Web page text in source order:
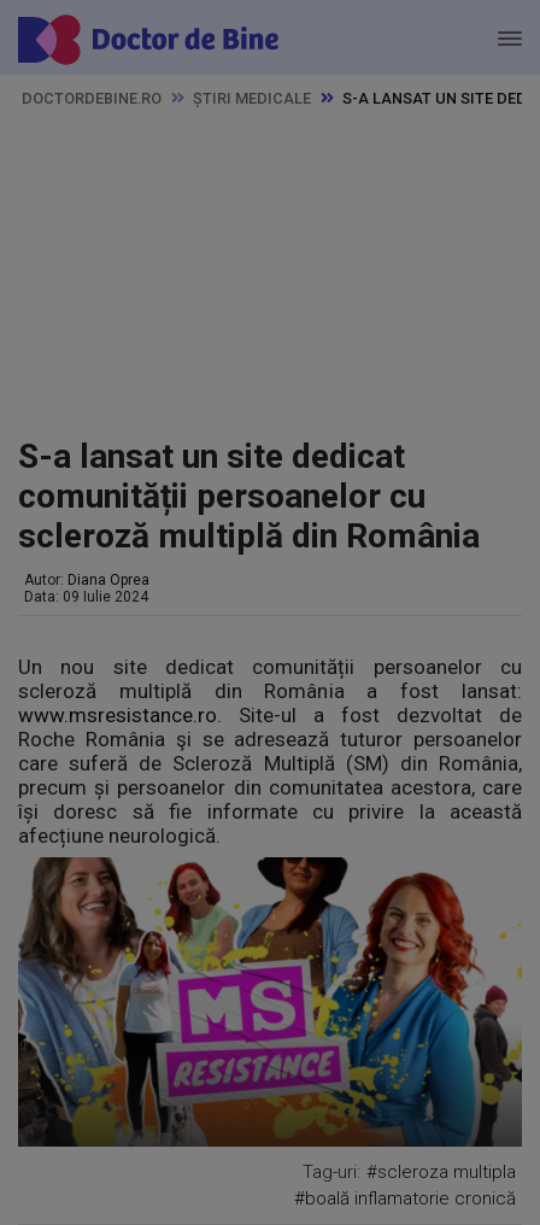
DOCTORDEBINE.RO ȘTIRI MEDICALE S-A LANSAT UN SITE
S-a lansat un site dedicat
comunității persoanelor cu
scleroză multiplă din România
Autor: Diana Oprea
Data: 09 Iulie 2024
Un nou site dedicat comunității persoanelor cu
scleroză multiplă din România a fost lansat:
www.msresistance.ro. Site-ul a fost dezvoltat de
Roche România şi se adresează tuturor persoanelor
care suferă de Scleroză Multiplă (SM) din România,
precum și persoanelor din comunitatea acestora, care
își doresc să fie informate cu privire la această
afecțiune neurologică.
Tag-uri: #scleroza multipla
#boală inflamatorie cronică